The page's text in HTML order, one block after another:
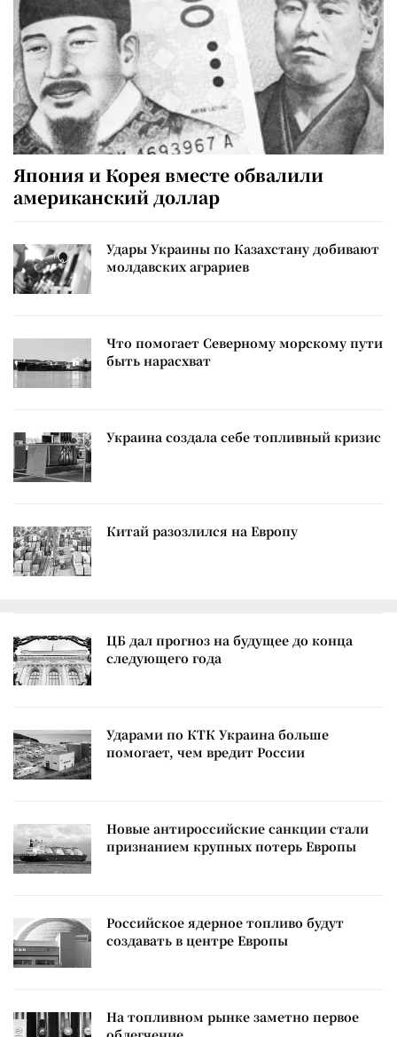
Япония и Корея вместе обвалили
американский доллар
Удары Украины по Казахстану добивают
молдавских аграриев
Что помогает Северному морскому пути
быть нарасхват
Украина создала себе топливный кризис
Китай разозлился на Европу
ЦБ дал прогноз на будущее до конца
следующего года
Ударами по КТК Украина больше
помогает, чем вредит России
Новые антироссийские санкции стали
признанием крупных потерь Европы
Российское ядерное топливо будут
создавать в центре Европы
На топливном рынке заметно первое